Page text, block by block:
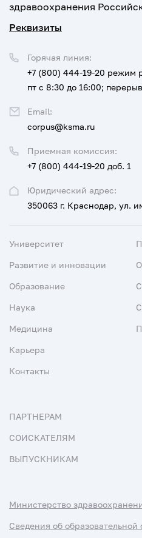
здравоохранения
Реквизиты
Юридический адрес:
350063 г. Краснодар, ул.
Приемная комиссия:
+7 (800) 444-19-20 доб. 1
Горячая линия:
+7 (800) 444-19-20 режим
пт с 8:30 до 16:00;
Email:
corpus@ksma.ru
Университет
Развитие и инновации
Образование
Наука
Медицина
Карьера
Контакты
ПАРТНЕРАМ
СОИСКАТЕЛЯМ
ВЫПУСКНИКАМ
Министерство
Сведения об образовательной